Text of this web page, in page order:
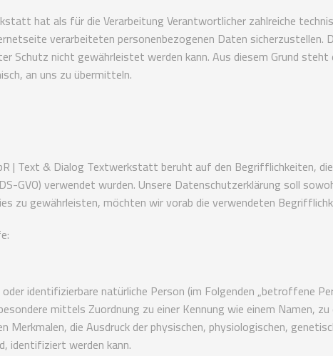
hat als für die Verarbeitung Verantwortlicher zahlreiche
verarbeiteten personenbezogenen Daten sicherzustellen.
Schutz nicht gewährleistet werden kann. Aus diesem Grund
an uns zu übermitteln.
| Text & Dialog Textwerkstatt beruht auf den Begrifflichkeiten,
GVO) verwendet wurden. Unsere Datenschutzerklärung soll
zu gewährleisten, möchten wir vorab die verwendeten
identifizierbare natürliche Person (im Folgenden „betroffene
mittels Zuordnung zu einer Kennung wie einem Namen, zu
die Ausdruck der physischen, physiologischen,
identifiziert werden kann.